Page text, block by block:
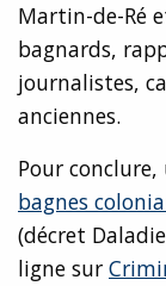
Martin-de-Ré
bagnards,
journalistes,
anciennes.
Pour conclure,
bagnes
(décret
ligne sur